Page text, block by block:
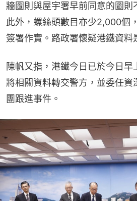
牆圖則與屋宇署早前同意的圖則
此外，螺絲頭數目亦少2,000個
簽署作實。路政署懷疑港鐵資料
陳帆又指，港鐵今日已於今日早
將相關資料轉交警方，並委任資
團跟進事件。